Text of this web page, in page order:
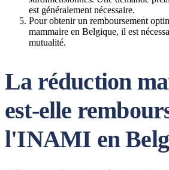
est généralement nécessaire.
Pour obtenir un remboursement
mammaire en Belgique, il est
mutualité.
La réduction
est-elle
l'INAMI en